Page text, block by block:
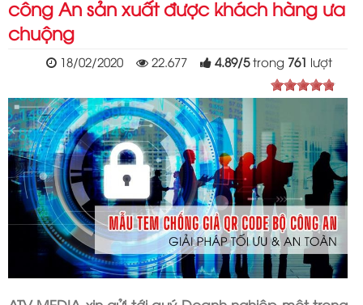
công An sản xuất được khách hàng ưa
chuộng
18/02/2020 22.677 4.89/5trong 761 lượt